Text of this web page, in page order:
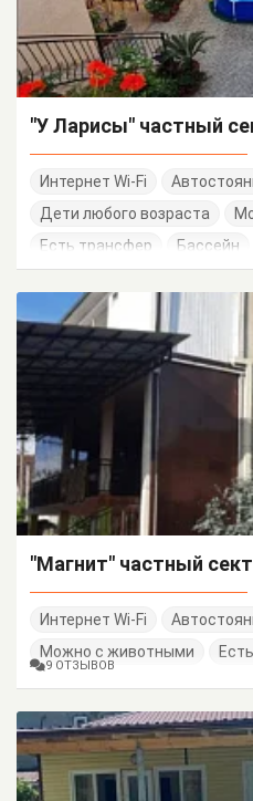
"У Ларисы" частный
Интернет Wi-Fi
Дети любого возраста
Есть трансфер
Бассейн
"Магнит" частный
Интернет Wi-Fi
Можно с животными
9 ОТЗЫВОВ